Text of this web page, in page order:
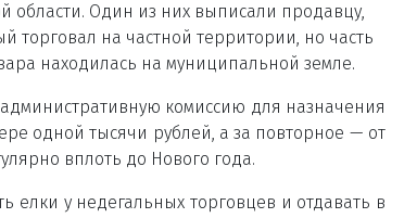
области. Один из них выписали продавцу,
торговал на частной территории, но часть
находилась на муниципальной земле.
комиссию для назначения
одной тысячи рублей, а за повторное — от
вплоть до Нового года.
у недегальных торговцев и отдавать в